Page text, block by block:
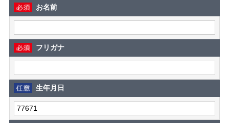
お名前
フリガナ
生年月日